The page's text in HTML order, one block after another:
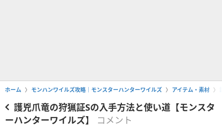
ホーム モンハンワイルズ攻略｜モンスターハンターワイルズ アイテム・素材
護兇爪竜の狩猟証Sの入手方法と使い道【モンスタ
ーハンターワイルズ】
コメント